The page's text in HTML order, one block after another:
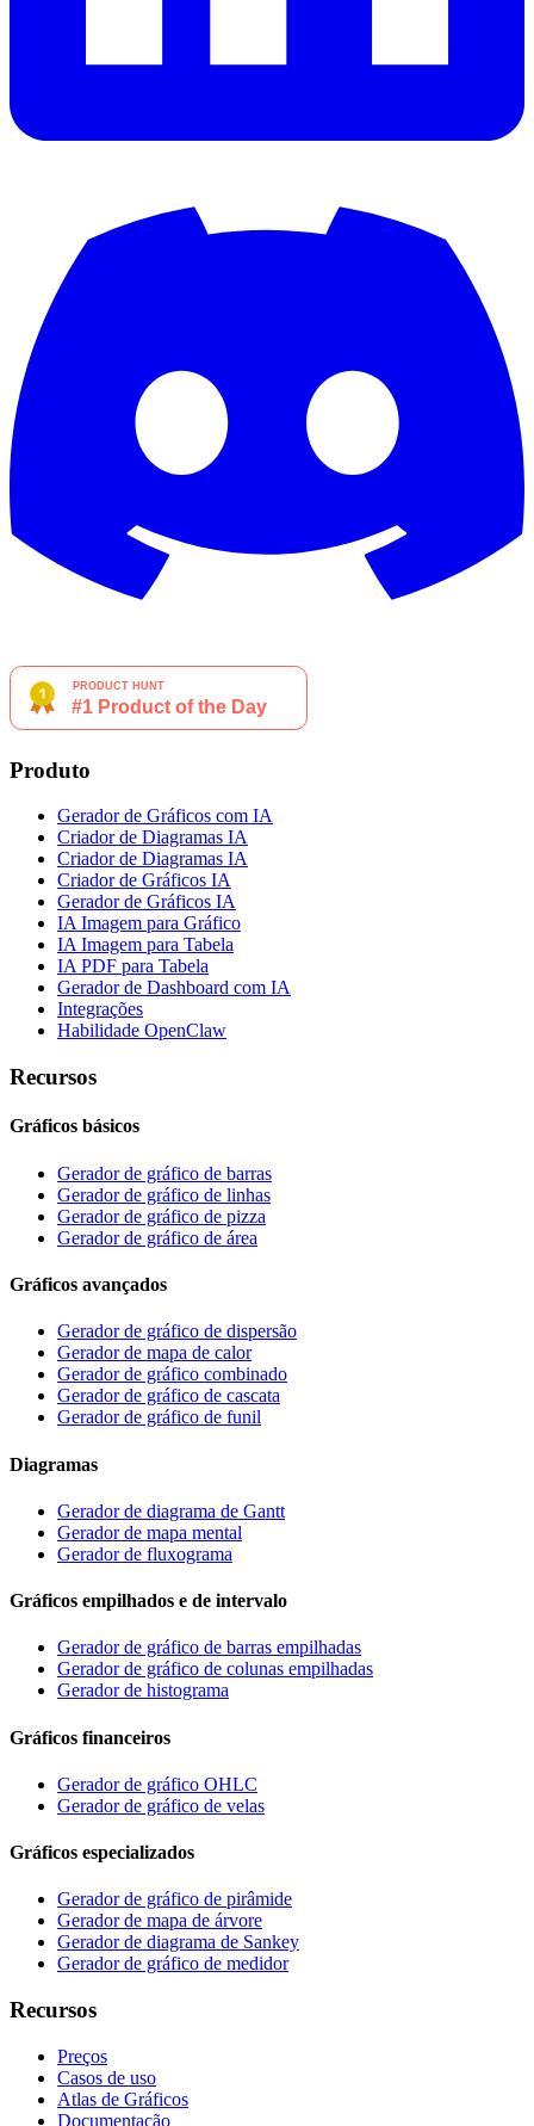
Produto
Gerador de Gráficos com IA
Criador de Diagramas IA
Criador de Diagramas IA
Criador de Gráficos IA
Gerador de Gráficos IA
IA Imagem para Gráfico
IA Imagem para Tabela
IA PDF para Tabela
Gerador de Dashboard com IA
Integrações
Habilidade OpenClaw
Recursos
Gráficos básicos
Gerador de gráfico de barras
Gerador de gráfico de linhas
Gerador de gráfico de pizza
Gerador de gráfico de área
Gráficos avançados
Gerador de gráfico de dispersão
Gerador de mapa de calor
Gerador de gráfico combinado
Gerador de gráfico de cascata
Gerador de gráfico de funil
Diagramas
Gerador de diagrama de Gantt
Gerador de mapa mental
Gerador de fluxograma
Gráficos empilhados e de intervalo
Gerador de gráfico de barras empilhadas
Gerador de gráfico de colunas empilhadas
Gerador de histograma
Gráficos financeiros
Gerador de gráfico OHLC
Gerador de gráfico de velas
Gráficos especializados
Gerador de gráfico de pirâmide
Gerador de mapa de árvore
Gerador de diagrama de Sankey
Gerador de gráfico de medidor
Recursos
Preços
Casos de uso
Atlas de Gráficos
Documentação